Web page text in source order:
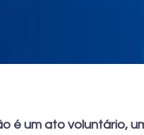
é um ato voluntário,